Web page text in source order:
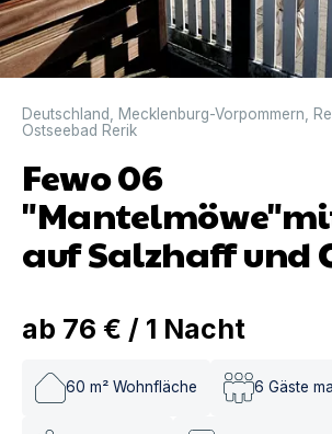
Deutschland Mecklenburg-Vorpommern
Ostseebad Rerik
Fewo 06
auf Salzhaff und
ab 76 € / 1 Nacht
60 m² Wohnfläche 6 Gäste